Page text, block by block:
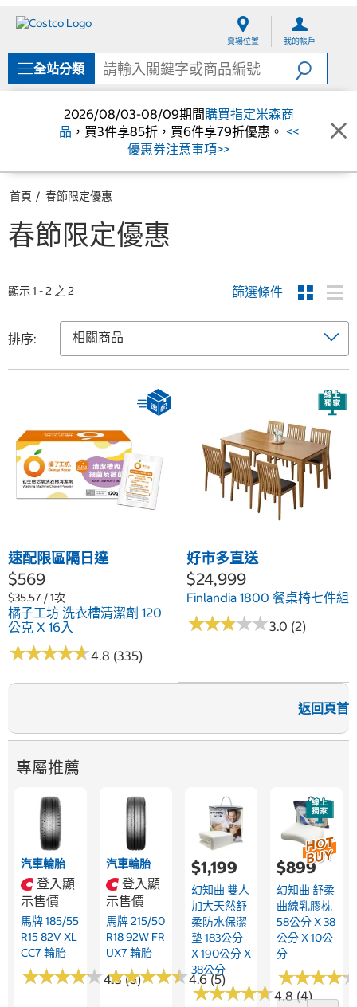
單
賣場位置 我的帳戶
全站分類
2026/08/03-08/09期間購買指定米森商
品 ，買3件享85折，買6件享79折優惠。 <<
優惠券注意事項>>
首頁 春節限定優惠
春節限定優惠
顯示 1 - 2 之 2 篩選條件
排序:
速配限區隔日達
$569
$35.57 / 1次
橘子工坊 洗衣槽清潔劑 120
公克 X 16入
★★★★★
★★★★★4.8 (335)
好市多直送
$24,999
Finlandia 1800 餐桌椅七件組
★★★★★
★★★★★3.0 (2)
返回頁首
專屬推薦
汽車輪胎
登入顯
示售價
馬牌 185/55
R15 82V XL
CC7 輪胎
★★★★★
★★★★★4.3 (6)
汽車輪胎
登入顯
示售價
馬牌 215/50
R18 92W FR
UX7 輪胎
★★★★★
★★★★★4.6 (5)
$1,199
幻知曲 雙人
加大天然舒
柔防水保潔
墊 183公分
X 190公分 X
38公分
★★★★★
★★★★★4.8 (4)
$899
幻知曲 舒柔
曲線乳膠枕
58公分 X 38
公分 X 10公
分
★★★★
★★★★